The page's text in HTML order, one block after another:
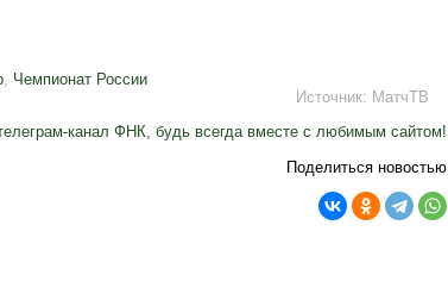
, Чемпионат России
Источник: МатчТВ
канал ФНК, будь всегда вместе с любимым сайтом!
Поделиться новостью